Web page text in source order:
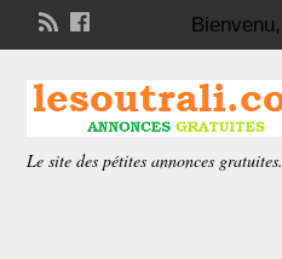
Bienvenu,
Le site des pétites annonces gratuites.